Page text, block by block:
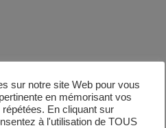
collecte»Chemin dit de la
sur notre site Web pour vous
en mémorisant vos
En cliquant sur
à l'utilisation de TOUS